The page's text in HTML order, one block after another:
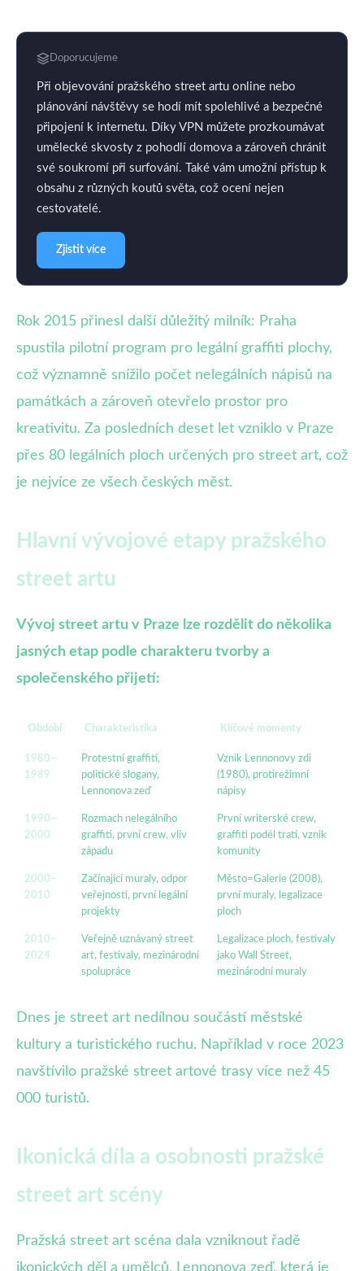
Doporucujeme
Při objevování pražského street artu online nebo
plánování návštěvy se hodí mít spolehlivé a bezpečné
připojení k internetu. Díky VPN můžete prozkoumávat
umělecké skvosty z pohodlí domova a zároveň chránit
své soukromí při surfování. Také vám umožní přístup k
obsahu z různých koutů světa, což ocení nejen
cestovatelé.
Zjistit více
Rok 2015 přinesl další důležitý milník: Praha
spustila pilotní program pro legální graffiti plochy,
což významně snížilo počet nelegálních nápisů na
památkách a zároveň otevřelo prostor pro
kreativitu. Za posledních deset let vzniklo v Praze
přes 80 legálních ploch určených pro street art, což
je nejvíce ze všech českých měst.
Hlavní vývojové etapy pražského
street artu
Vývoj street artu v Praze lze rozdělit do několika
jasných etap podle charakteru tvorby a
společenského přijetí:
Období Charakteristika Klíčové momenty
1980–
1989
Protestní graffiti,
politické slogany,
Lennonova zeď
Vznik Lennonovy zdi
(1980), protirežimní
nápisy
1990–
2000
Rozmach nelegálního
graffiti, první crew, vliv
západu
První writerské crew,
graffiti podél tratí, vznik
komunity
2000–
2010
Začínající muraly, odpor
veřejnosti, první legální
projekty
Město=Galerie (2008),
první muraly, legalizace
ploch
2010–
2024
Veřejně uznávaný street
art, festivaly, mezinárodní
spolupráce
Legalizace ploch, festivaly
jako Wall Street,
mezinárodní muraly
Dnes je street art nedílnou součástí městské
kultury a turistického ruchu. Například v roce 2023
navštívilo pražské street artové trasy více než 45
000 turistů.
Ikonická díla a osobnosti pražské
street art scény
Pražská street art scéna dala vzniknout řadě
ikonických děl a umělců. Lennonova zeď, která je